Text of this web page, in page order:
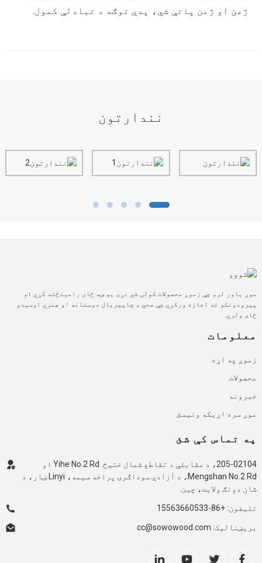
ژمن او ژمن پاتې شي، پدې توګه د تبادلې کمول.
نندارتون
موږ باور لرو چې زموږ محصولات کولی شي نړۍ یو ښه ځای رامینځته کړي او
پیرودونکو ته اجازه ورکړي چې صحي ، چاپیریال دوستانه او هنري اوسیدو
ځای ولري.
معلومات
زموږ په اړه
محصولات
خبرونه
موږ سره اړیکه ونیسئ
په تماس کې شئ
205-02104، د مقابلې د تقاطع شمال ختیځ. Yihe No.2 Rd او
Mengshan No.2 Rd، د آزادې سوداګرۍ پراخه سیمه، Linyi ښار، د
شان دونګ ولایت، چین.
تلیفون: +86-15563660533
بریښنالیک: cc@sowowood.com